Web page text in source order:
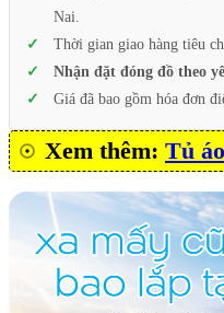
Nai.
Thời gian giao hàng tiêu
Nhận đặt đóng đồ theo
Giá đã bao gồm hóa đơn
Xem thêm: Tủ